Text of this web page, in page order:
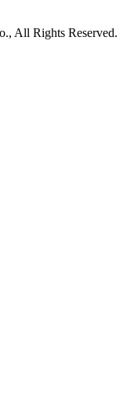
All Rights Reserved.